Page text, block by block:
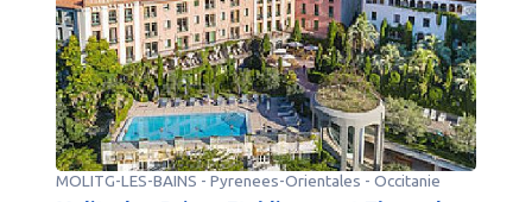
MOLITG-LES-BAINS - Pyrenees-Orientales - Occitanie